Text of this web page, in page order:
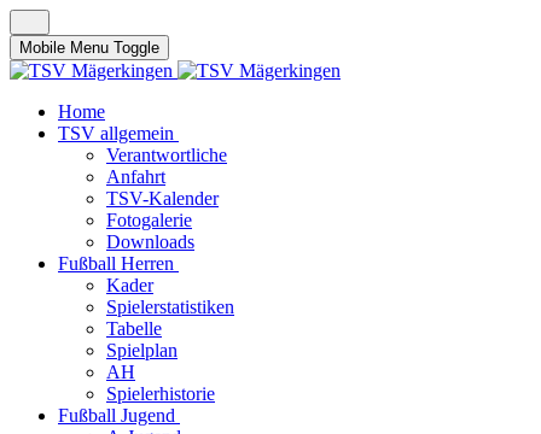
Mobile Menu Toggle
Home
TSV allgemein
Verantwortliche
Anfahrt
TSV-Kalender
Fotogalerie
Downloads
Fußball Herren
Kader
Spielerstatistiken
Tabelle
Spielplan
AH
Spielerhistorie
Fußball Jugend